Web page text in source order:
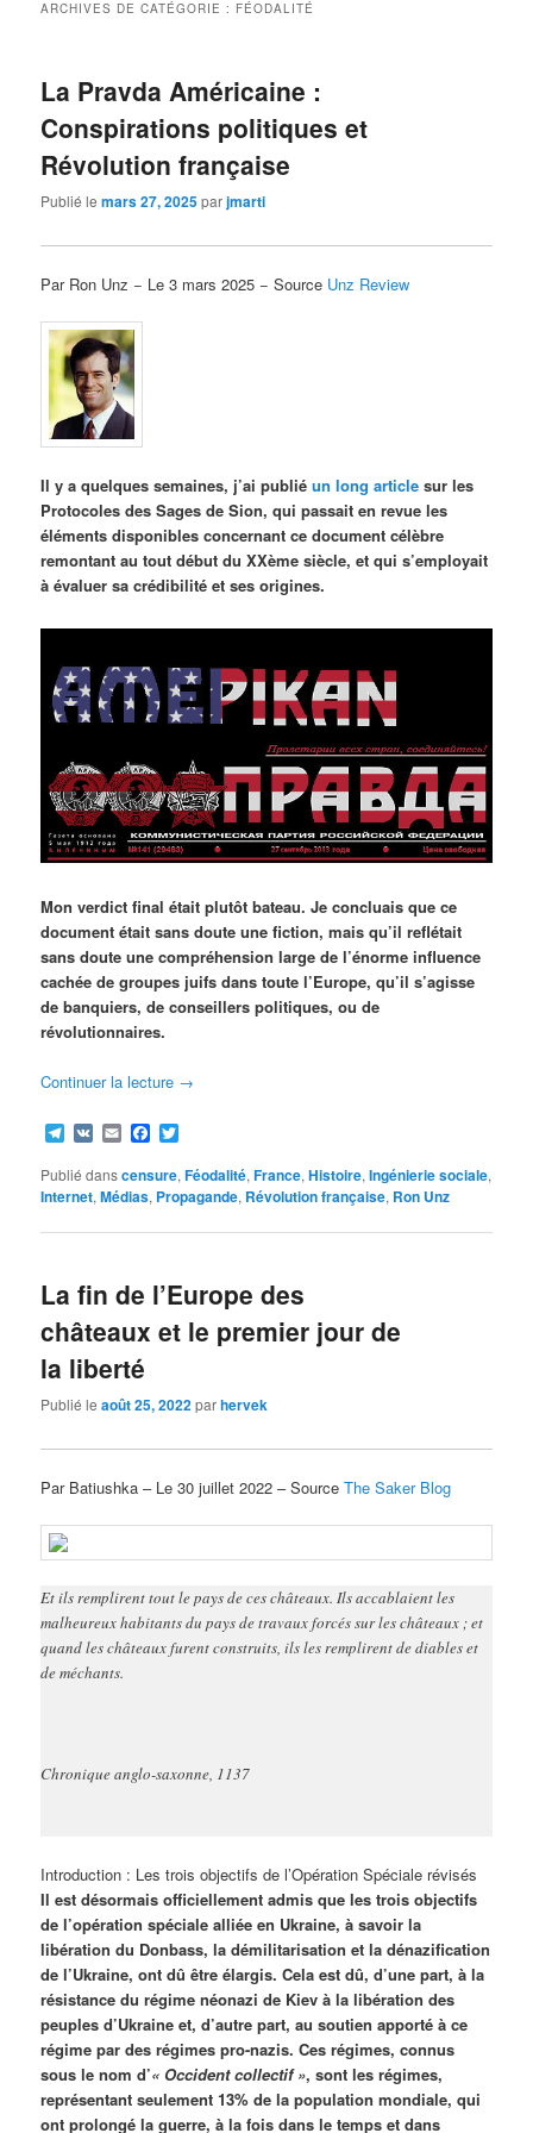
ARCHIVES DE CATÉGORIE : FÉODALITÉ
La Pravda Américaine :
Conspirations politiques et
Révolution française
Publié lemars 27, 2025parjmarti
Par Ron Unz − Le 3 mars 2025 − Source Unz Review
Il y a quelques semaines, j’ai publiéun long article sur les
Protocoles des Sages de Sion, qui passait en revue les
éléments disponibles concernant ce document célèbre
remontant au tout début du XXème siècle, et qui s’employait
à évaluer sa crédibilité et ses origines.
Mon verdict final était plutôt bateau. Je concluais que ce
document était sans doute une fiction, mais qu’il reflétait
sans doute une compréhension large de l’énorme influence
cachée de groupes juifs dans toute l’Europe, qu’il s’agisse
de banquiers, de conseillers politiques, ou de
révolutionnaires.
Continuer la lecture →
Telegram
VK EmailFacebook
Publié danscensure,Féodalité,France,Histoire,Ingénierie sociale,
Internet,Médias, Propagande, Révolution française, Ron Unz
La fin de l’Europe des
châteaux et le premier jour de
la liberté
Publié leaoût 25, 2022parhervek
Par Batiushka – Le 30 juillet 2022 – SourceThe Saker Blog
Et ils remplirent tout le pays de ces châteaux. Ils accablaient les
malheureux habitants du pays de travaux forcés sur les châteaux ; et
quand les châteaux furent construits, ils les remplirent de diables et
de méchants.
Chronique anglo-saxonne, 1137
Introduction : Les trois objectifs de l’Opération Spéciale révisés
Il est désormais officiellement admis que les trois objectifs
de l’opération spéciale alliée en Ukraine, à savoir la
libération du Donbass, la démilitarisation et la dénazification
de l’Ukraine, ont dû être élargis. Cela est dû, d’une part, à la
résistance du régime néonazi de Kiev à la libération des
peuples d’Ukraine et, d’autre part, au soutien apporté à ce
régime par des régimes pro-nazis. Ces régimes, connus
sous le nom d’« Occident collectif », sont les régimes,
représentant seulement 13% de la population mondiale, qui
ont prolongé la guerre, à la fois dans le temps et dans